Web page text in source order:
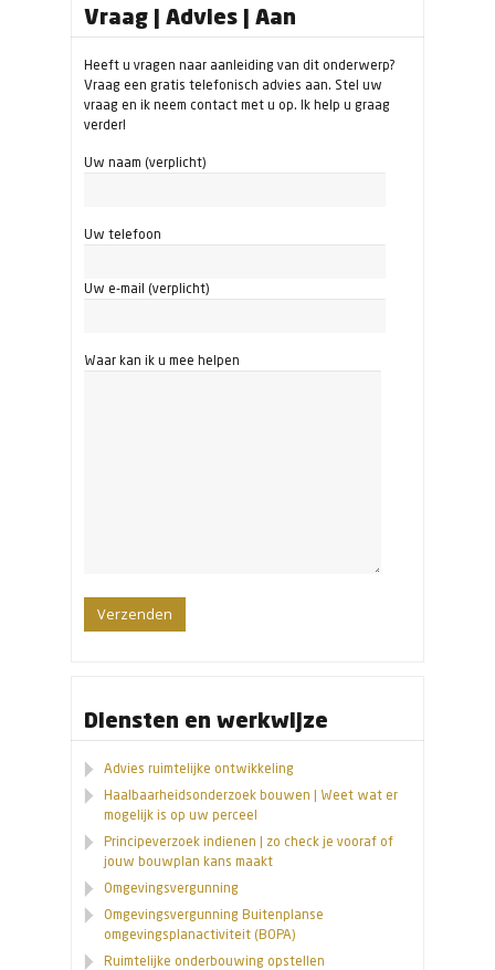
Vraag | Advies | Aan
Heeft u vragen naar aanleiding van dit onderwerp?
Vraag een gratis telefonisch advies aan. Stel uw
vraag en ik neem contact met u op. Ik help u graag
verder!
Uw naam (verplicht)
Uw telefoon
Uw e-mail (verplicht)
Waar kan ik u mee helpen
Diensten en werkwijze
Advies ruimtelijke ontwikkeling
Haalbaarheidsonderzoek bouwen | Weet wat er
mogelijk is op uw perceel
Principeverzoek indienen | zo check je vooraf of
jouw bouwplan kans maakt
Omgevingsvergunning
Omgevingsvergunning Buitenplanse
omgevingsplanactiviteit (BOPA)
Ruimtelijke onderbouwing opstellen